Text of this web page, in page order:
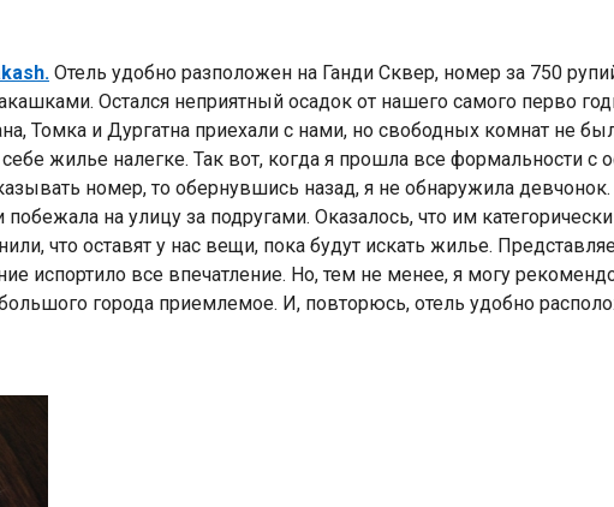
Отель удобно разположен на Ганди Сквер, номер за 750
Остался неприятный осадок от нашего самого перво
Томка и Дургатна приехали с нами, но свободных комнат не
жилье налегке. Так вот, когда я прошла все формальности
номер, то обернувшись назад, я не обнаружила девчонок.
на улицу за подругами. Оказалось, что им
что оставят у нас вещи, пока будут искать жилье.
испортило все впечатление. Но, тем не менее, я могу
города приемлемое. И, повторюсь, отель удобно